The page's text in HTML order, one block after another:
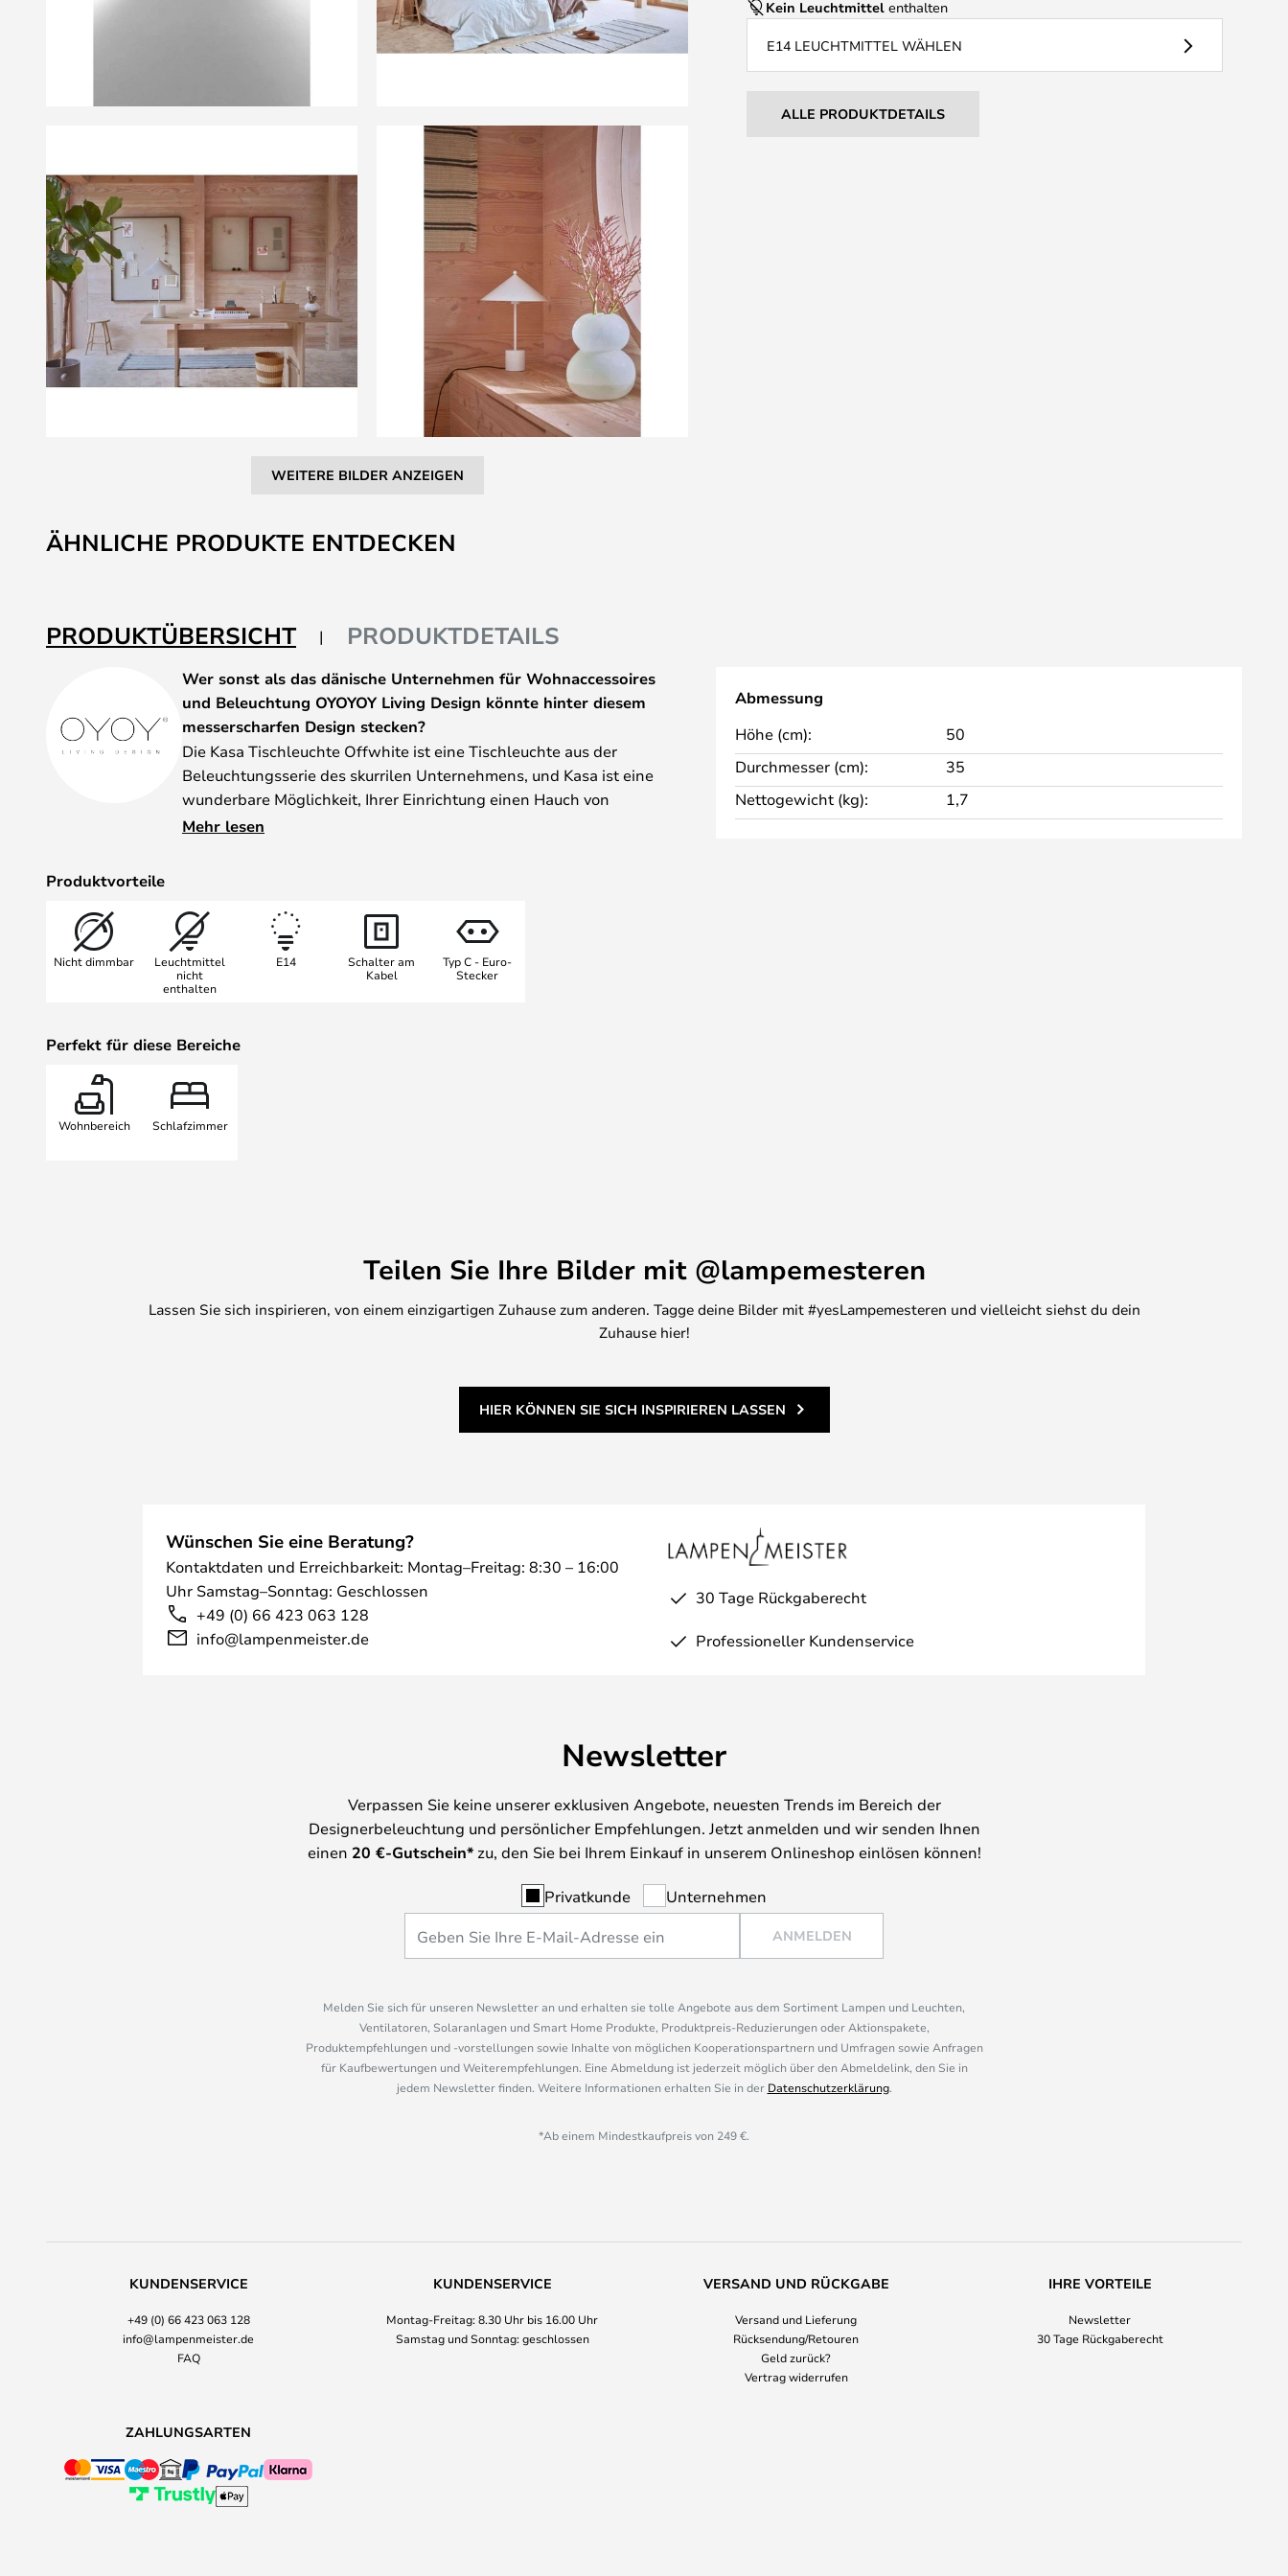
WEITERE BILDER ANZEIGEN
Anfang
der
Kein Leuchtmittel enthalten
E14 LEUCHTMITTEL WÄHLEN
ALLE PRODUKTDETAILS
ÄHNLICHE PRODUKTE ENTDECKEN
PRODUKTÜBERSICHT PRODUKTDETAILS
Wer sonst als das dänische Unternehmen für Wohnaccessoires
und Beleuchtung OYOYOY Living Design könnte hinter diesem
messerscharfen Design stecken?
Die Kasa Tischleuchte Offwhite ist eine Tischleuchte aus der
Beleuchtungsserie des skurrilen Unternehmens, und Kasa ist eine
wunderbare Möglichkeit, Ihrer Einrichtung einen Hauch von
Schärfe zu verleihen - im wahrsten Sinne des Wortes! Die kleine
Einrichtungsstilen eine gute Figur macht.
Kasa wird aus pulverbeschichtetem Aluminium hergestellt und ist
in verschiedenen Schirmen erhältlich - auch als Wandleuchte.
Mehr lesen
Produktvorteile
Nicht dimmbar
Leuchtmittel
nicht
enthalten
E14
Schalter am
Kabel
Typ C - Euro-
Stecker
Perfekt für diese Bereiche
Wohnbereich Schlafzimmer
Abmessung
Höhe (cm):
50
Durchmesser (cm):
35
Nettogewicht (kg):
1,7
Teilen Sie Ihre Bilder mit @lampemesteren
Lassen Sie sich inspirieren, von einem einzigartigen Zuhause zum anderen. Tagge deine Bilder mit #yesLampemesteren und vielleicht siehst du dein
Zuhause hier!
HIER KÖNNEN SIE SICH INSPIRIEREN LASSEN
Wünschen Sie eine Beratung?
Kontaktdaten und Erreichbarkeit: Montag–Freitag: 8:30 – 16:00
Uhr Samstag–Sonntag: Geschlossen
+49 (0) 66 423 063 128
info@lampenmeister.de
30 Tage Rückgaberecht
Professioneller Kundenservice
Newsletter
Verpassen Sie keine unserer exklusiven Angebote, neuesten Trends im Bereich der
Designerbeleuchtung und persönlicher Empfehlungen. Jetzt anmelden und wir senden Ihnen
einen 20 €-Gutschein*zu, den Sie bei Ihrem Einkauf in unserem Onlineshop einlösen können!
Privatkunde Unternehmen
ANMELDEN
Melden Sie sich für unseren Newsletter an und erhalten sie tolle Angebote aus dem Sortiment Lampen und Leuchten,
Ventilatoren, Solaranlagen und Smart Home Produkte, Produktpreis-Reduzierungen oder Aktionspakete,
Produktempfehlungen und -vorstellungen sowie Inhalte von möglichen Kooperationspartnern und Umfragen sowie Anfragen
für Kaufbewertungen und Weiterempfehlungen. Eine Abmeldung ist jederzeit möglich über den Abmeldelink, den Sie in
jedem Newsletter finden. Weitere Informationen erhalten Sie in der Datenschutzerklärung.
*Ab einem Mindestkaufpreis von 249 €.
KUNDENSERVICE
+49 (0) 66 423 063 128
info@lampenmeister.de
FAQ
KUNDENSERVICE
Montag-Freitag: 8.30 Uhr bis 16.00 Uhr
Samstag und Sonntag: geschlossen
VERSAND UND RÜCKGABE
Versand und Lieferung
Rücksendung/Retouren
Geld zurück?
Vertrag widerrufen
IHRE VORTEILE
Newsletter
30 Tage Rückgaberecht
ZAHLUNGSARTEN